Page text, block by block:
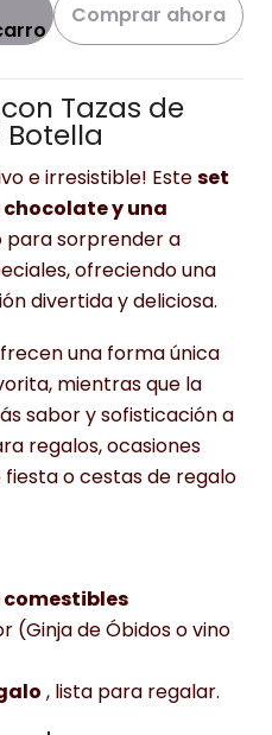
Comprar ahora
Tazas de
e irresistible! Esteset
y una
sorprender a
ofreciendo una
divertida y deliciosa.
una forma única
mientras que la
sabor y sofisticación a
regalos, ocasiones
o cestas de regalo
(Ginja de Óbidos o vino
, lista para regalar.